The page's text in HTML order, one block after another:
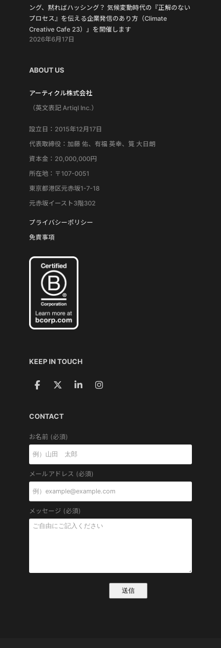
ング、黙ればハッシング？ 気候変動時代の『正解のない
プロセス』を伝える企業発信のあり方（Climate
Creative Cafe 23）」を開催します
2026年6月17日
ABOUT US
アーティクル株式会社
（英文表記 Artiql Inc.）
設立日：2015年12月17日
代表取締役：加藤 佑、有福 英幸、筧 大日朗
資本金：20,000,000円
所在地：〒107-0051
東京都港区元赤坂1-7-18
元赤坂イースト3階302
プライバシーポリシー
免責事項
KEEP IN TOUCH
CONTACT
お名前 (必須)
メールアドレス (必須)
メッセージ (必須)